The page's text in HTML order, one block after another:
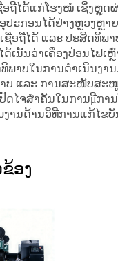
ອຖືໄດ້ແກ່ໂຮງໝໍ ເຊິ່ງຫຼຸດ
ປະກອນໄດ້ຢ່າງຫຼວງຫຼາ
ຊື່ອຖືໄດ້ ແລະ ປະສິດທິພາ
ດ້ເນັ້ນວ່າເຄື່ອງປ່ອນໄຟເ
ພາບໃນການດຳເນີນງາ
ບ ແລະ ການສະໜັບສະ
ດໄຈສຳຄັນໃນການμີກາ
ງານດ້ານວິທີການແກ້ໄຂ
ອງ